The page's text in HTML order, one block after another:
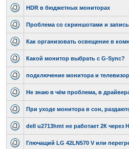
HDR в бюджетных мониторах
Проблема со скриншотами и
Как организовать освещение в
Какой монитор выбрать с G-Sync?
подключение монитора и
Не знаю в чём проблема, в
При уходе монитора в сон,
dell u2713hmt не работает 2К через
Глючащий LG 42LN570 V или